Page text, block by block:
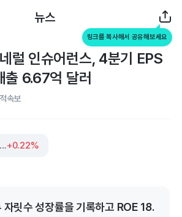
뉴스
링크를 복사해서 공유해보세요
럴 인슈어런스, 4분기 EPS
출 6.67억 달러
속보
인터내셔널제네럴인슈어런스홀딩스+0.22%
릿수 성장률을 기록하고 ROE 18.